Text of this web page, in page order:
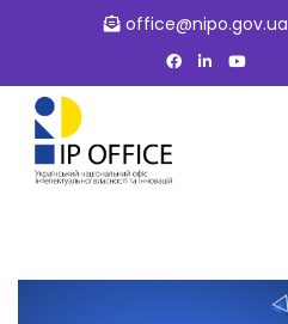
office@nipo.gov.ua